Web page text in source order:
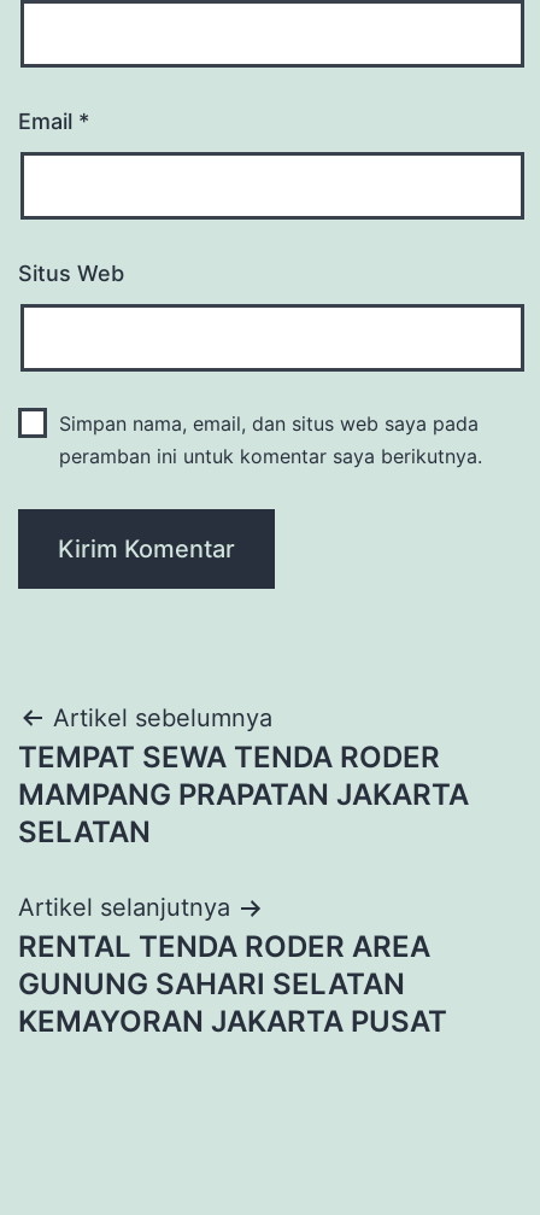
Email *
Situs Web
Simpan nama, email, dan situs web saya pada
peramban ini untuk komentar saya berikutnya.
Navigasi
pos
Artikel sebelumnya
TEMPAT SEWA TENDA RODER
MAMPANG PRAPATAN JAKARTA
SELATAN
Artikel selanjutnya
RENTAL TENDA RODER AREA
GUNUNG SAHARI SELATAN
KEMAYORAN JAKARTA PUSAT